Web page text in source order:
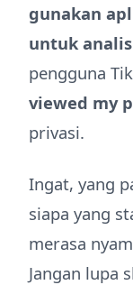
gunakan
untuk
pengguna
viewed my
privasi.
Ingat, yang
siapa yang
merasa
Jangan lupa